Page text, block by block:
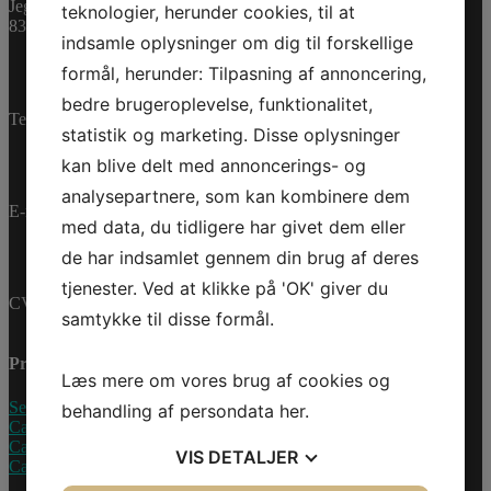
RING
antal
Tilføj til kurv
Varenummer (SKU):
0462216 Kategorier:
Reservedele
Jegstrupvej 280
8361 Hasselager
Telefon: +45 70 200 600
E-mail: info@jettrade.dk
CVR-nummer: 27233678
Produkter
Sea-Doo Vandscooter
Can-Am ATV
Can-Am UTV
Can-Am Roadster
teknologier, herunder cookies, til at
indsamle oplysninger om dig til forskellige
formål, herunder: Tilpasning af annoncering,
bedre brugeroplevelse, funktionalitet,
statistik og marketing. Disse oplysninger
kan blive delt med annoncerings- og
analysepartnere, som kan kombinere dem
med data, du tidligere har givet dem eller
de har indsamlet gennem din brug af deres
tjenester. Ved at klikke på 'OK' giver du
samtykke til disse formål.
Læs mere om vores brug af cookies og
behandling af persondata her.
VIS DETALJER